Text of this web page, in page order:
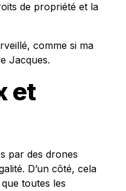
de propriété et la
comme si ma
Jacques.
et
par des drones
D’un côté, cela
toutes les